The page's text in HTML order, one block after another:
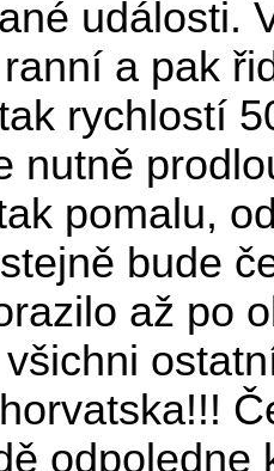
události.
a pak
rychlostí
nutně
pomalu,
bude
až po
odpoledne